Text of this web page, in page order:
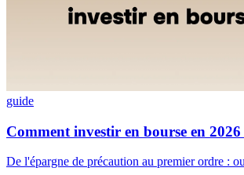
guide
Comment investir en bourse en 2026
De l'épargne de précaution au premier ordre :